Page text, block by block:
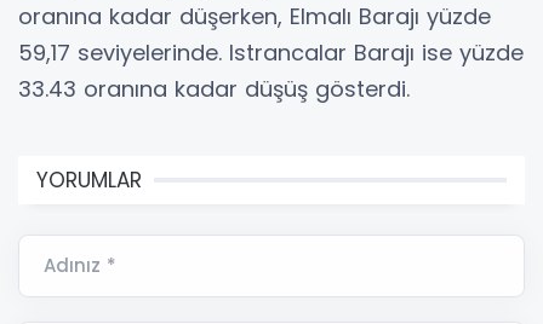
oranına kadar düşerken, Elmalı Barajı yüzde
59,17 seviyelerinde. Istrancalar Barajı ise yüzde
33.43 oranına kadar düşüş gösterdi.
YORUMLAR
Adınız *